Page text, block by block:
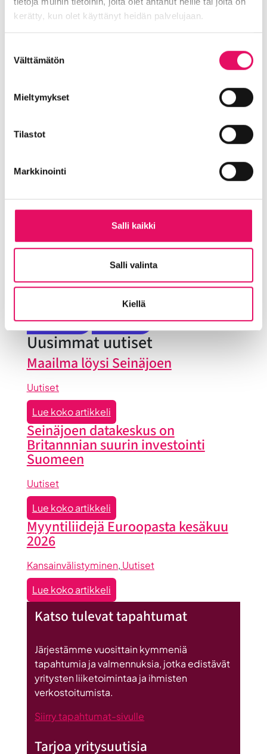
kerätty, kun olet käyttänyt heidän palvelujaan.
valinta
Välttämätön
Mieltymykset
Tilastot
Markkinointi
Salli kaikki
Salli valinta
Kiellä
Destialla Strategisten
liikennejärjestelmien
ryhmäpäällikkönä.
Jaa artikkeli
Into työpaikkana
Kansainvälistyminen
Tapahtumat
Töihin Seinäjoelle
Toimitilat ja tontit
Uutiset
Vastuullisuus
Yrityskaupat
Uusimmat uutiset
Maailma löysi Seinäjoen
Uutiset
Lue koko artikkeli:
Maailma
löysi
Seinäjoen
Seinäjoen datakeskus on
Britannnian suurin investointi
Suomeen
Uutiset
Lue koko artikkeli:
Seinäjoen
datakeskus
Britannnian
suurin
investointi
Myyntiliidejä Euroopasta kesäkuu
2026
Kansainvälistyminen, Uutiset
Lue koko artikkeli:
Myyntiliidejä
Euroopasta
2026
Katso tulevat tapahtumat
Järjestämme vuosittain kymmeniä
tapahtumia ja valmennuksia, jotka edistävät
yritysten liiketoimintaa ja ihmisten
verkostoitumista.
Siirry tapahtumat-sivulle
Tarjoa yritysuutisia